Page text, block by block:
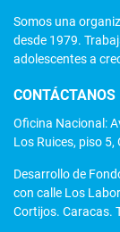
Somos una
desde 1979.
adolescentes a
CONTÁCTANOS
Oficina Nacional:
Los Ruices, piso
Desarrollo de
con calle Los
Cortijos. Caracas.